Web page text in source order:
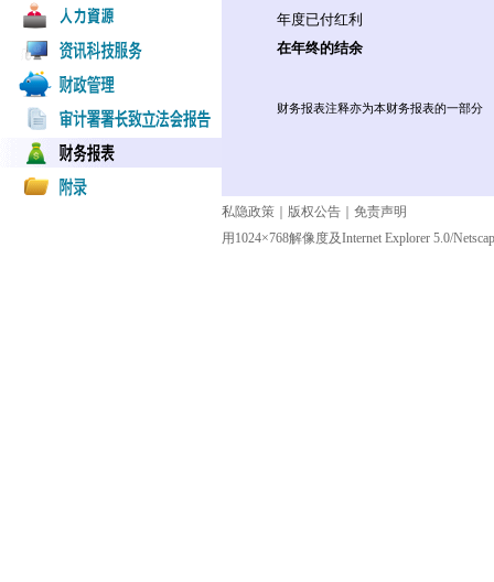
年度已付红利
在年终的结余
财务报表注释亦为本财务报表的一部分
私隐政策 版权公告
免责声明
用1024×768解像度及Internet Explorer 5.0/